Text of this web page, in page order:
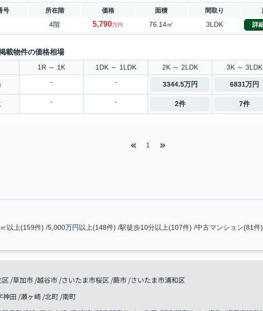
号 所在階 価格 面積 間取り
4階 5,790万円 76.14㎡ 3LDK 詳
載物件の価格相場
1R ～ 1K 1DK ～ 1LDK 2K ～ 2LDK 3K ～ 3LDK
- - 3344.5万円 6831万円
- - 2件 7件
1
以上(159件) 5,000万円以上(148件) 駅徒歩10分以上(107件) 中古マンション(81件)
区 草加市 越谷市 さいたま市桜区 蕨市 さいたま市浦和区
神田 瀬ヶ崎 北町 南町